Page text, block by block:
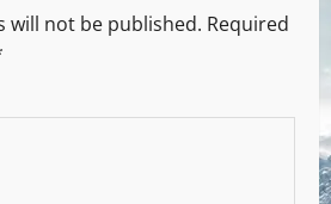
will not be published. Required